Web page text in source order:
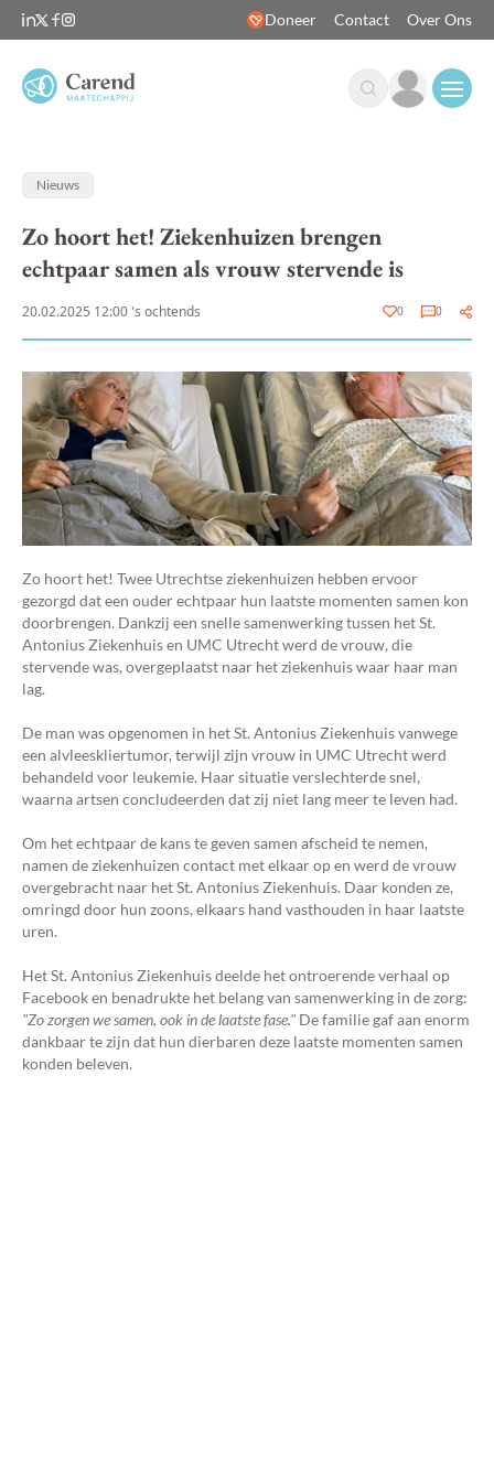
Doneer Contact Over Ons
Nieuws
Zo hoort het! Ziekenhuizen brengen
echtpaar samen als vrouw stervende is
20.02.2025 12:00 's ochtends 0 0
Zo hoort het! Twee Utrechtse ziekenhuizen hebben ervoor
gezorgd dat een ouder echtpaar hun laatste momenten samen kon
doorbrengen. Dankzij een snelle samenwerking tussen het St.
Antonius Ziekenhuis en UMC Utrecht werd de vrouw, die
stervende was, overgeplaatst naar het ziekenhuis waar haar man
lag.
De man was opgenomen in het St. Antonius Ziekenhuis vanwege
een alvleeskliertumor, terwijl zijn vrouw in UMC Utrecht werd
behandeld voor leukemie. Haar situatie verslechterde snel,
waarna artsen concludeerden dat zij niet lang meer te leven had.
Om het echtpaar de kans te geven samen afscheid te nemen,
namen de ziekenhuizen contact met elkaar op en werd de vrouw
overgebracht naar het St. Antonius Ziekenhuis. Daar konden ze,
omringd door hun zoons, elkaars hand vasthouden in haar laatste
uren.
Het St. Antonius Ziekenhuis deelde het ontroerende verhaal op
Facebook en benadrukte het belang van samenwerking in de zorg:
"Zo zorgen we samen, ook in de laatste fase." De familie gaf aan enorm
dankbaar te zijn dat hun dierbaren deze laatste momenten samen
konden beleven.